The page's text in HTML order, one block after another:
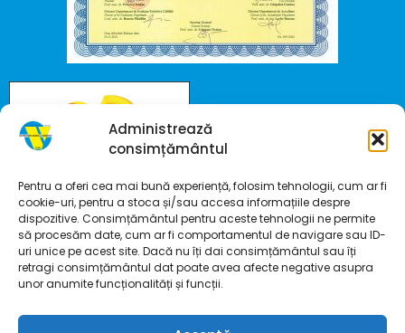
Administrează
consimțământul
Pentru a oferi cea mai bună experiență, folosim tehnologii, cum ar fi
cookie-uri, pentru a stoca și/sau accesa informațiile despre
dispozitive. Consimțământul pentru aceste tehnologii ne permite
să procesăm date, cum ar fi comportamentul de navigare sau ID-
uri unice pe acest site. Dacă nu îți dai consimțământul sau îți
retragi consimțământul dat poate avea afecte negative asupra
unor anumite funcționalități și funcții.